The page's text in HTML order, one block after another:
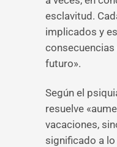
esclavitud.
implicados y
consecuencias
futuro».
Según el
resuelve
vacaciones,
significado a